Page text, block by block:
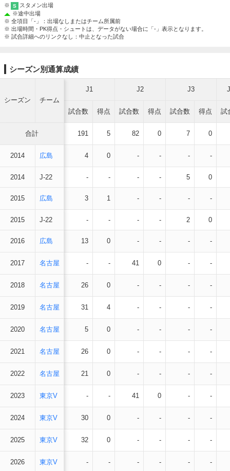
※ S
スタメン出場
※途中出場
※ 全項目「-」：出場なしまたはチーム所属前
※ 出場時間・PK得点・シュートは、データがない場合に「-」表示となります。
※ 試合詳細へのリンクなし：中止となった試合
シーズン別通算成績
シーズン チーム
J1 J2 J3
試合数 得点 試合数 得点 試合数 得点 試
合計 191 5 82 0 7 0
2014 広島 4 0 - - - -
2014 J-22 - - - - 5 0
2015 広島 3 1 - - - -
2015 J-22 - - - - 2 0
2016 広島 13 0 - - - -
2017 名古屋 - - 41 0 - -
2018 名古屋 26 0 - - - -
2019 名古屋 31 4 - - - -
2020 名古屋 5 0 - - - -
2021 名古屋 26 0 - - - -
2022 名古屋 21 0 - - - -
2023 東京V - - 41 0 - -
2024 東京V 30 0 - - - -
2025 東京V 32 0 - - - -
2026 東京V - - - - - -